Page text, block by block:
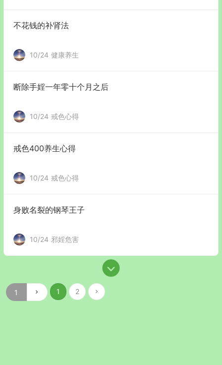
不花钱的补肾法
10/24 健康养生
断除手婬一年零十个月之后
10/24 戒色心得
戒色400养生心得
10/24 戒色心得
身败名裂的钢琴王子
10/24 邪婬危害
1 2